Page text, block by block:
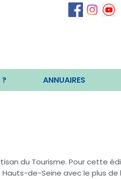
? ANNUAIRES
du Tourisme. Pour cette
de-Seine avec le plus de